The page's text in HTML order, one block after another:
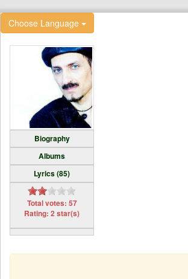
Choose Language
Biography
Albums
Lyrics (85)
Total votes: 57
Rating: 2 star(s)